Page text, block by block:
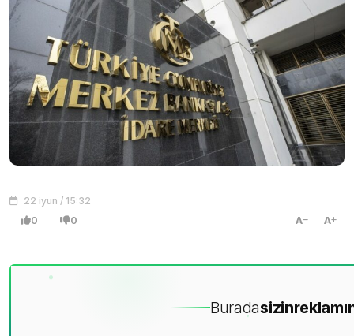
22 iyun / 15:32
0 0 A A
Buradasizin